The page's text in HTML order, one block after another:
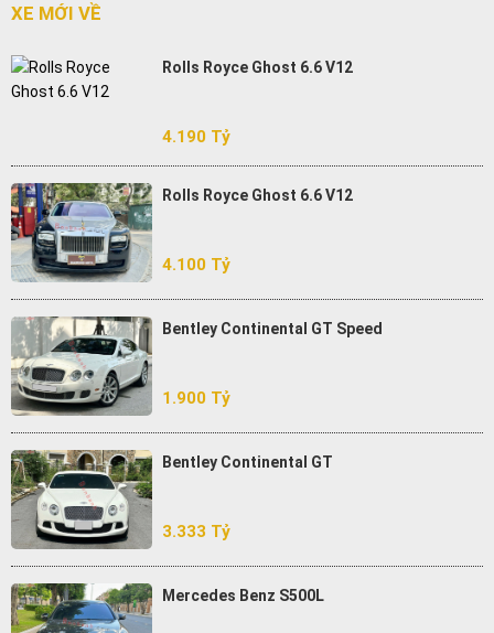
XE MỚI VỀ
Rolls Royce Ghost 6.6 V12
4.190 Tỷ
Rolls Royce Ghost 6.6 V12
4.100 Tỷ
Bentley Continental GT Speed
1.900 Tỷ
Bentley Continental GT
3.333 Tỷ
Mercedes Benz S500L